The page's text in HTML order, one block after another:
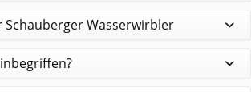
Schauberger Wasserwirbler